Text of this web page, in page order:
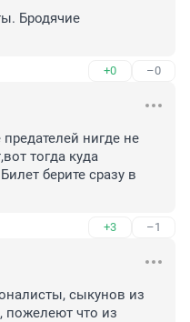
Бродячие
+0 –0
предателей нигде не
тогда куда
берите сразу в
+3 –1
сыкунов из
пожелеют что из